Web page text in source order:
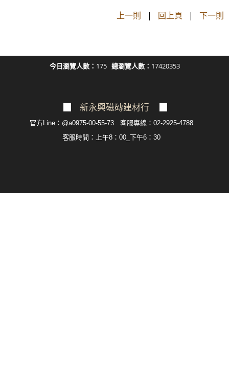
上一則 | 回上頁 | 下一則
今日瀏覽人數： 175 總瀏覽人數： 17420353
新永興磁磚建材行
官方Line：@a0975-00-55-73 客服專線：02-2925-4788
客服 時間：上午8：00_下午6：30